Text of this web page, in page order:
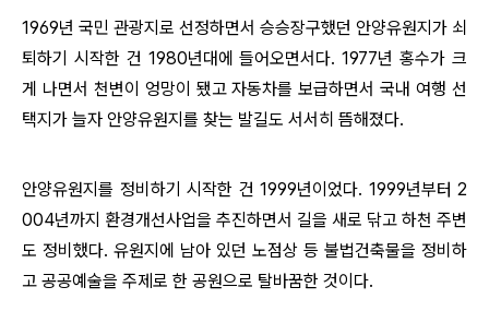
1969년 국민 관광지로 선정하면서 승승장구했던 안양유원지가 쇠
퇴하기 시작한 건 1980년대에 들어오면서다. 1977년 홍수가 크
게 나면서 천변이 엉망이 됐고 자동차를 보급하면서 국내 여행 선
택지가 늘자 안양유원지를 찾는 발길도 서서히 뜸해졌다.
안양유원지를 정비하기 시작한 건 1999년이었다. 1999년부터 2
004년까지 환경개선사업을 추진하면서 길을 새로 닦고 하천 주변
도 정비했다. 유원지에 남아 있던 노점상 등 불법건축물을 정비하
고 공공예술을 주제로 한 공원으로 탈바꿈한 것이다.